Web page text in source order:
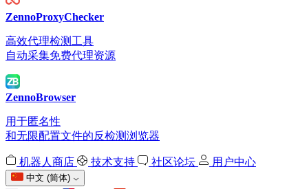
ZennoProxyChecker
高效代理检测工具
自动采集免费代理资源
ZennoBrowser
用于匿名性
和无限配置文件的反检测浏览器
机器人商店 技术支持 社区论坛 用户中心
中文 (简体)